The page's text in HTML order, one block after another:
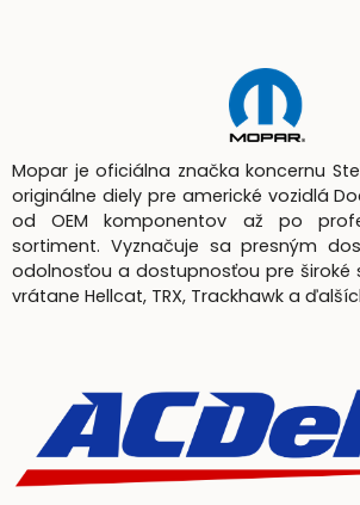
Mopar je oficiálna značka koncernu
originálne diely pre americké vozidlá
od OEM komponentov až po
sortiment. Vyznačuje sa presným
odolnosťou a dostupnosťou pre široké
vrátane Hellcat, TRX, Trackhawk a